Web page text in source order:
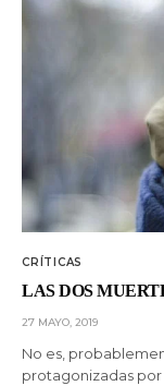
CRÍTICAS
LAS DOS
27 MAYO, 2019
No es,
protagonizadas por